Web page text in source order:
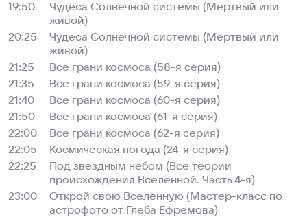
19:50
Чудеса Солнечной системы (Мертвый или
живой)
20:25
Чудеса Солнечной системы (Мертвый или
живой)
21:25
Все грани космоса (58-я серия)
21:35
Все грани космоса (59-я серия)
21:40
Все грани космоса (60-я серия)
21:50
Все грани космоса (61-я серия)
22:00
Все грани космоса (62-я серия)
22:05
Космическая погода (24-я серия)
22:25
Под звездным небом (Все теории
происхождения Вселенной. Часть 4-я)
23:00
Открой свою Вселенную (Мастер-класс по
астрофото от Глеба Ефремова)